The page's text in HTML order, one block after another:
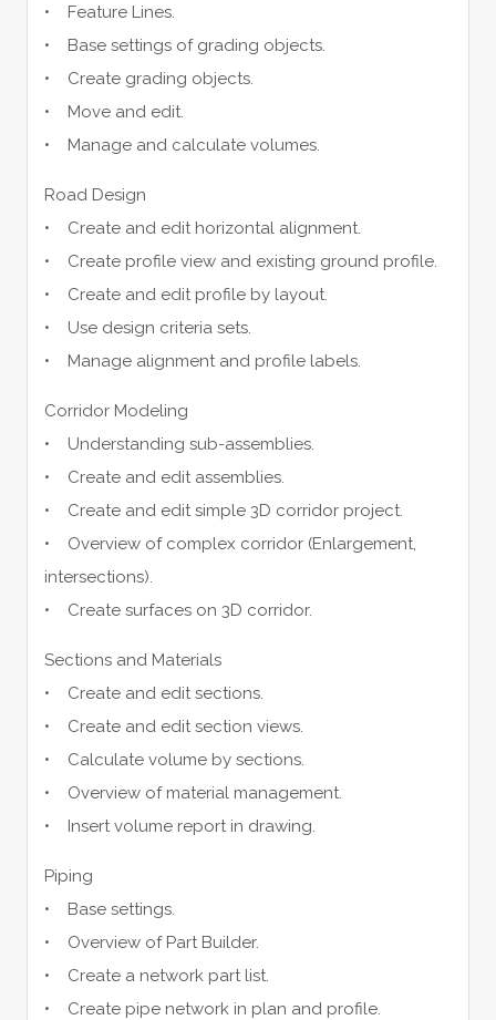
• Feature Lines.
• Base settings of grading objects.
• Create grading objects.
• Move and edit.
• Manage and calculate volumes.
Road Design
• Create and edit horizontal alignment.
• Create profile view and existing ground profile.
• Create and edit profile by layout.
• Use design criteria sets.
• Manage alignment and profile labels.
Corridor Modeling
• Understanding sub-assemblies.
• Create and edit assemblies.
• Create and edit simple 3D corridor project.
• Overview of complex corridor (Enlargement,
intersections).
• Create surfaces on 3D corridor.
Sections and Materials
• Create and edit sections.
• Create and edit section views.
• Calculate volume by sections.
• Overview of material management.
• Insert volume report in drawing.
Piping
• Base settings.
• Overview of Part Builder.
• Create a network part list.
• Create pipe network in plan and profile.